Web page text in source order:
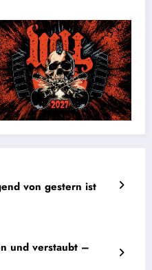
von gestern ist
und verstaubt –